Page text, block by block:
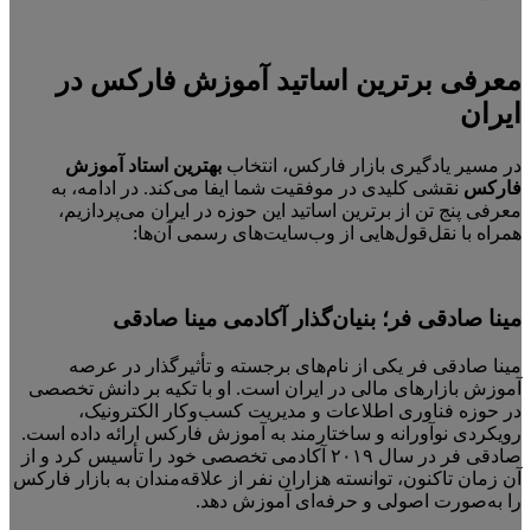
معرفی برترین اساتید آموزش فارکس در
ایران
در مسیر یادگیری بازار فارکس، انتخاب بهترین استاد آموزش
فارکس نقشی کلیدی در موفقیت شما ایفا می‌کند. در ادامه، به
معرفی پنج تن از برترین اساتید این حوزه در ایران می‌پردازیم،
همراه با نقل‌قول‌هایی از وب‌سایت‌های رسمی آن‌ها:
مینا صادقی فر؛ بنیان‌گذار آکادمی مینا صادقی
مینا صادقی فر یکی از نام‌های برجسته و تأثیرگذار در عرصه
آموزش بازارهای مالی در ایران است. او با تکیه بر دانش تخصصی
در حوزه فناوری اطلاعات و مدیریت کسب‌وکار الکترونیک،
رویکردی نوآورانه و ساختارمند به آموزش فارکس ارائه داده است.
صادقی فر در سال ۲۰۱۹ آکادمی تخصصی خود را تأسیس کرد و از
آن زمان تاکنون، توانسته هزاران نفر از علاقه‌مندان به بازار فارکس
را به‌صورت اصولی و حرفه‌ای آموزش دهد.